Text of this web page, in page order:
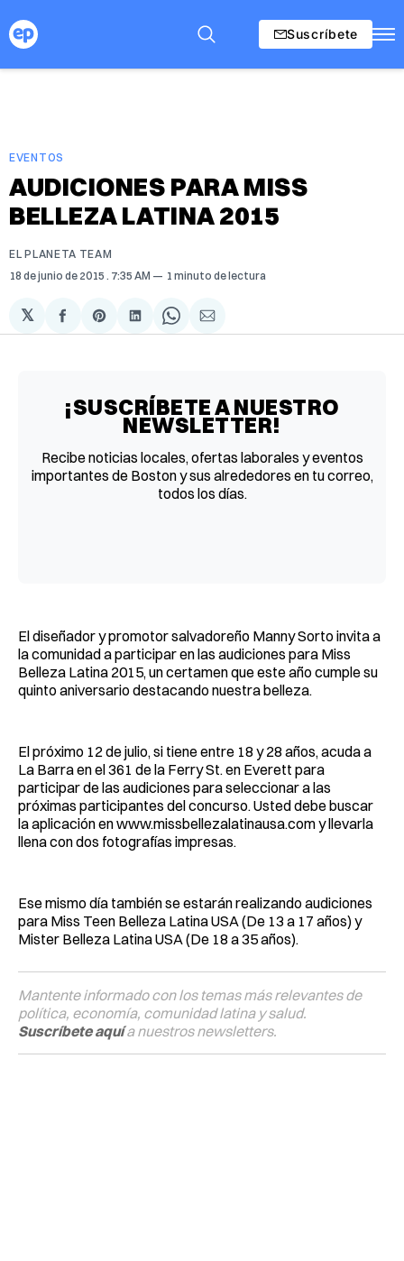
Suscríbete
EVENTOS
AUDICIONES PARA MISS
BELLEZA LATINA 2015
EL PLANETA TEAM
18 de junio de 2015 . 7:35 AM 1 minuto de lectura
𝕏
Compartir
en
Share
on
Compartir
en
Share
on
Compartir
via
¡SUSCRÍBETE A NUESTRO
NEWSLETTER!
Recibe noticias locales, ofertas laborales y eventos
importantes de Boston y sus alrededores en tu correo,
todos los días.
El diseñador y promotor salvadoreño Manny Sorto invita a
la comunidad a participar en las audiciones para Miss
Belleza Latina 2015, un certamen que este año cumple su
quinto aniversario destacando nuestra belleza.
El próximo 12 de julio, si tiene entre 18 y 28 años, acuda a
La Barra en el 361 de la Ferry St. en Everett para
participar de las audiciones para seleccionar a las
próximas participantes del concurso. Usted debe buscar
la aplicación en www.missbellezalatinausa.com y llevarla
llena con dos fotografías impresas.
Ese mismo día también se estarán realizando audiciones
para Miss Teen Belleza Latina USA (De 13 a 17 años) y
Mister Belleza Latina USA (De 18 a 35 años).
Mantente informado con los temas más relevantes de
política, economía, comunidad latina y salud.
Suscríbete aquía nuestros newsletters.